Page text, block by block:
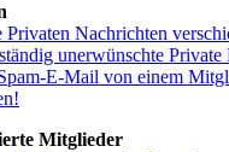
Privaten Nachrichten
unerwünschte Private
E-Mail von einem
Mitglieder